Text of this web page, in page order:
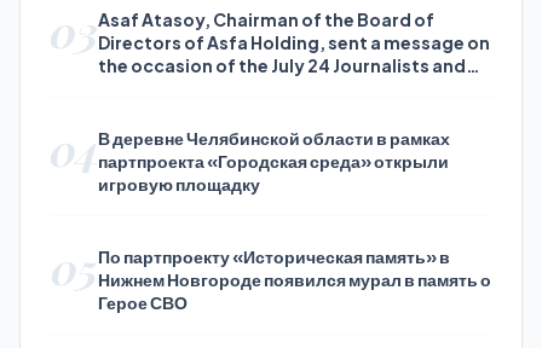
03Asaf Atasoy, Chairman of the Board of
Directors of Asfa Holding, sent a message on
the occasion of the July 24 Journalists and
04В деревне Челябинской области в рамках
партпроекта «Городская среда» открыли
игровую площадку
05По партпроекту «Историческая память» в
Нижнем Новгороде появился мурал в память о
Герое СВО